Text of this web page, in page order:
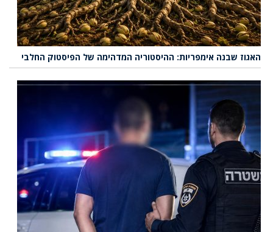
האגוז שבנה אימפריות: ההיסטוריה המדהימה של הפיסטוק החלבי